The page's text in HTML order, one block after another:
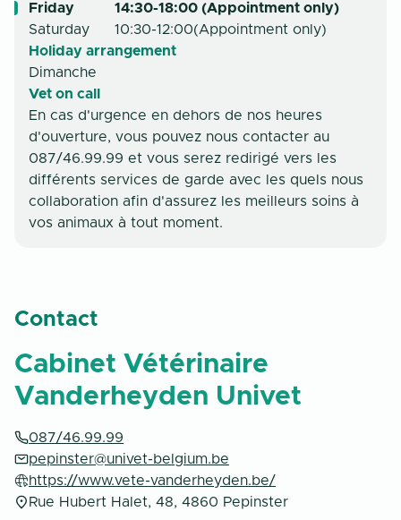
Friday
14:30-18:00 (Appointment only)
Saturday
10:30-12:00(Appointment only)
Holiday arrangement
Dimanche
Vet on call
En cas d'urgence en dehors de nos heures
d'ouverture, vous pouvez nous contacter au
087/46.99.99 et vous serez redirigé vers les
différents services de garde avec les quels nous
collaboration afin d'assurez les meilleurs soins à
vos animaux à tout moment.
Contact
Cabinet Vétérinaire
Vanderheyden Univet
087/46.99.99
pepinster@univet-belgium.be
https://www.vete-vanderheyden.be/
Rue Hubert Halet, 48, 4860 Pepinster